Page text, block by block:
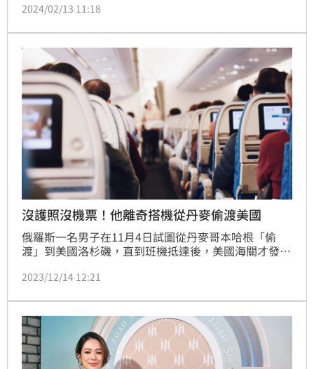
乾屍，且「已死亡多時」全部呈現「木乃伊化」。海關
「食用」，當場嚇壞海關。
2024/02/13 11:18
沒護照沒機票！他離奇搭機從丹麥偷渡美國
俄羅斯一名男子在11月4日試圖從丹麥哥本哈根「偷
渡」到美國洛杉磯，直到班機抵達後，美國海關才發現
安檢登機？令海關人員相當疑惑，目前將他依偷渡罪起
換座位，甚至每次都要求空姐提供兩份飛機餐。
2023/12/14 12:21